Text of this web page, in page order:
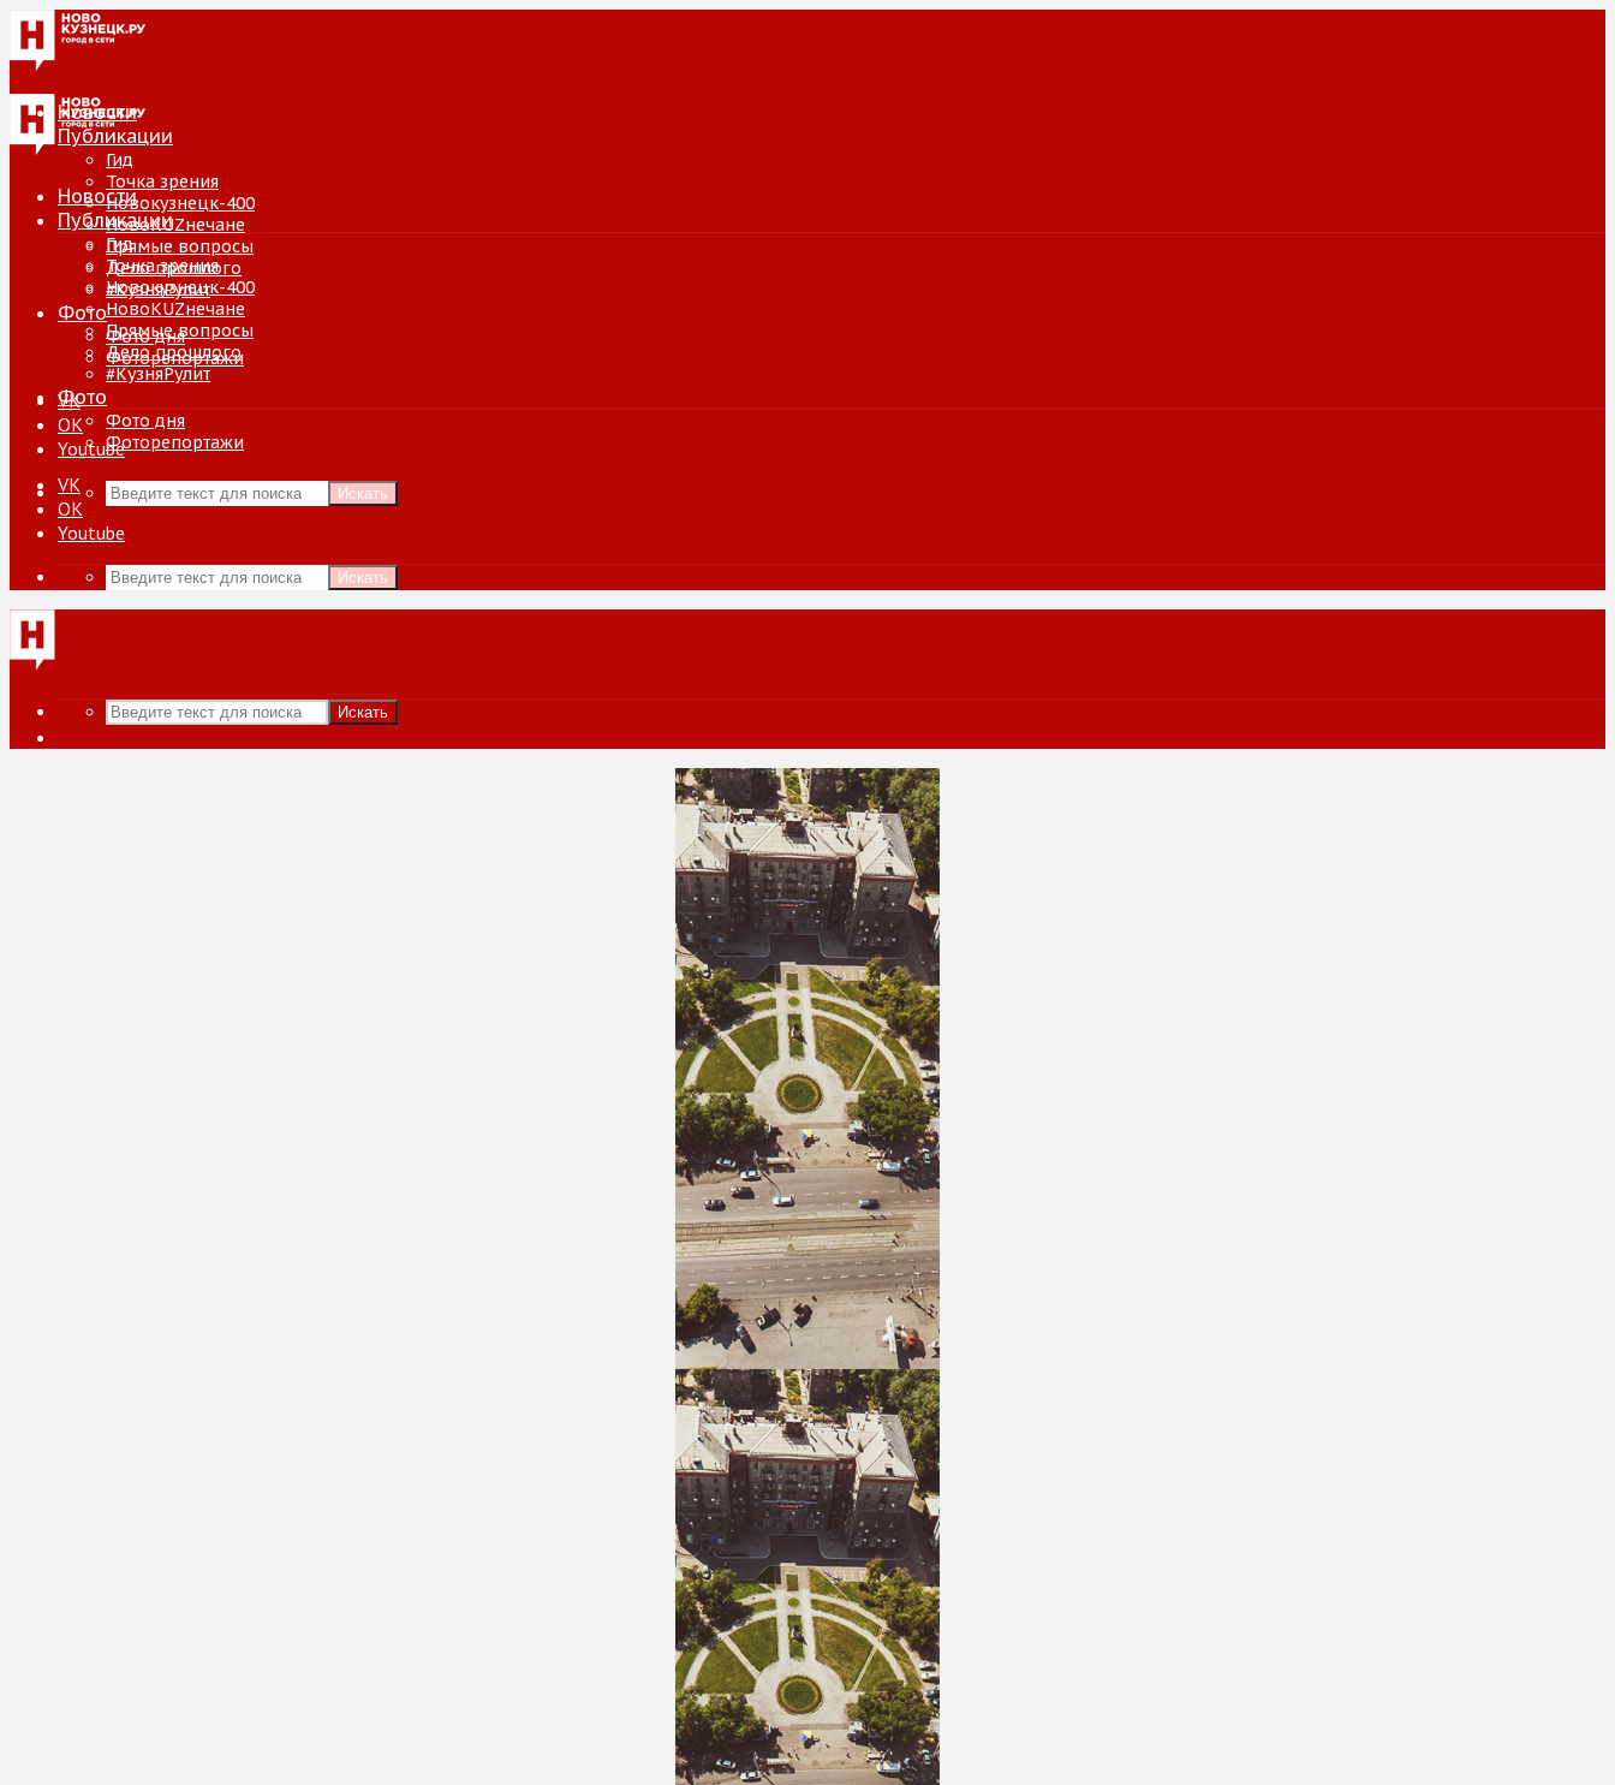
Новости
Публикации
Гид
Точка зрения
Новокузнецк-400
НовоKUZнечане
Прямые вопросы
Дело прошлого
#КузняРулит
Фото
Фото дня
Фоторепортажи
VK
ОК
Youtube
Искать
Новости
Публикации
Гид
Точка зрения
Новокузнецк-400
НовоKUZнечане
Прямые вопросы
Дело прошлого
#КузняРулит
Фото
Фото дня
Фоторепортажи
VK
ОК
Youtube
Искать
Искать